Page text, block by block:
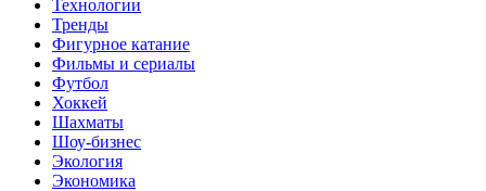
Технологии
Тренды
Фигурное катание
Фильмы и сериалы
Футбол
Хоккей
Шахматы
Шоу-бизнес
Экология
Экономика